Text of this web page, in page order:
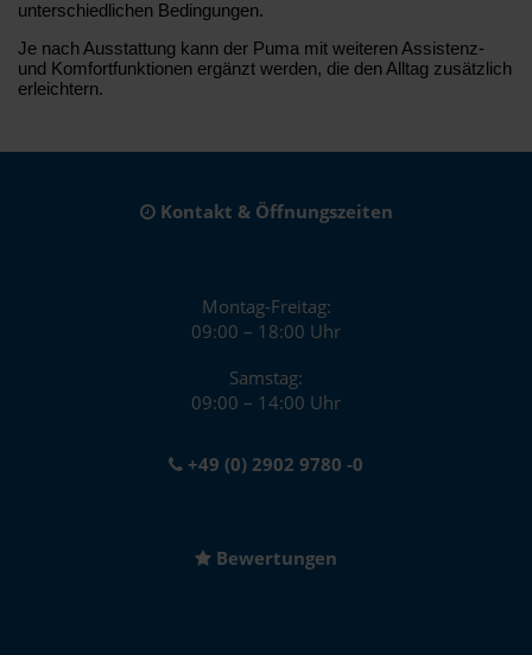
unterschiedlichen Bedingungen.
Je nach Ausstattung kann der Puma mit weiteren Assistenz-
und Komfortfunktionen ergänzt werden, die den Alltag zusätzlich
erleichtern.
Kontakt & Öffnungszeiten
Montag-Freitag:
09:00 – 18:00 Uhr
Samstag:
09:00 – 14:00 Uhr
+49 (0) 2902 9780 -0
Bewertungen